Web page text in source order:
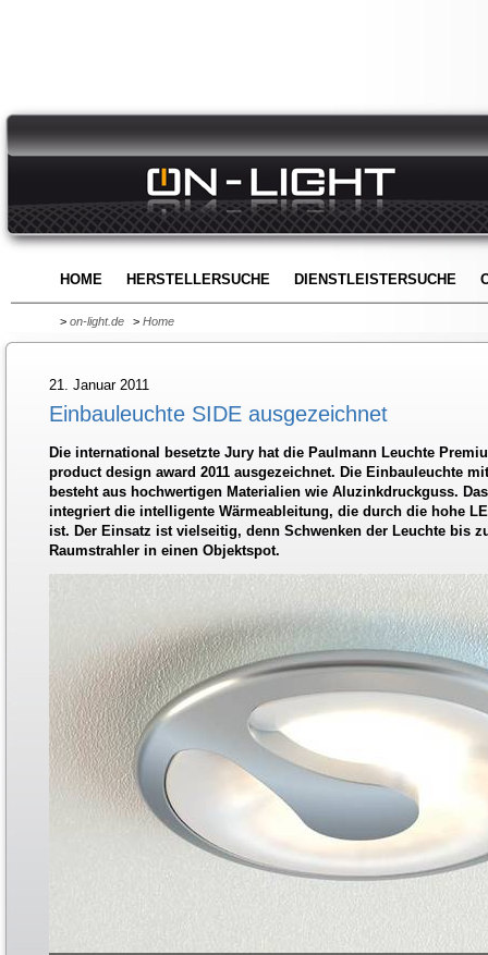
HOME HERSTELLERSUCHE DIENSTLEISTERSUCHE
> on-light.de > Home
21. Januar 2011
Einbauleuchte SIDE ausgezeichnet
Die international besetzte Jury hat die Paulmann Leuchte
product design award 2011 ausgezeichnet. Die Einbauleuchte
besteht aus hochwertigen Materialien wie Aluzinkdruckguss.
integriert die intelligente Wärmeableitung, die durch die hohe
ist. Der Einsatz ist vielseitig, denn Schwenken der Leuchte bis
Raumstrahler in einen Objektspot.